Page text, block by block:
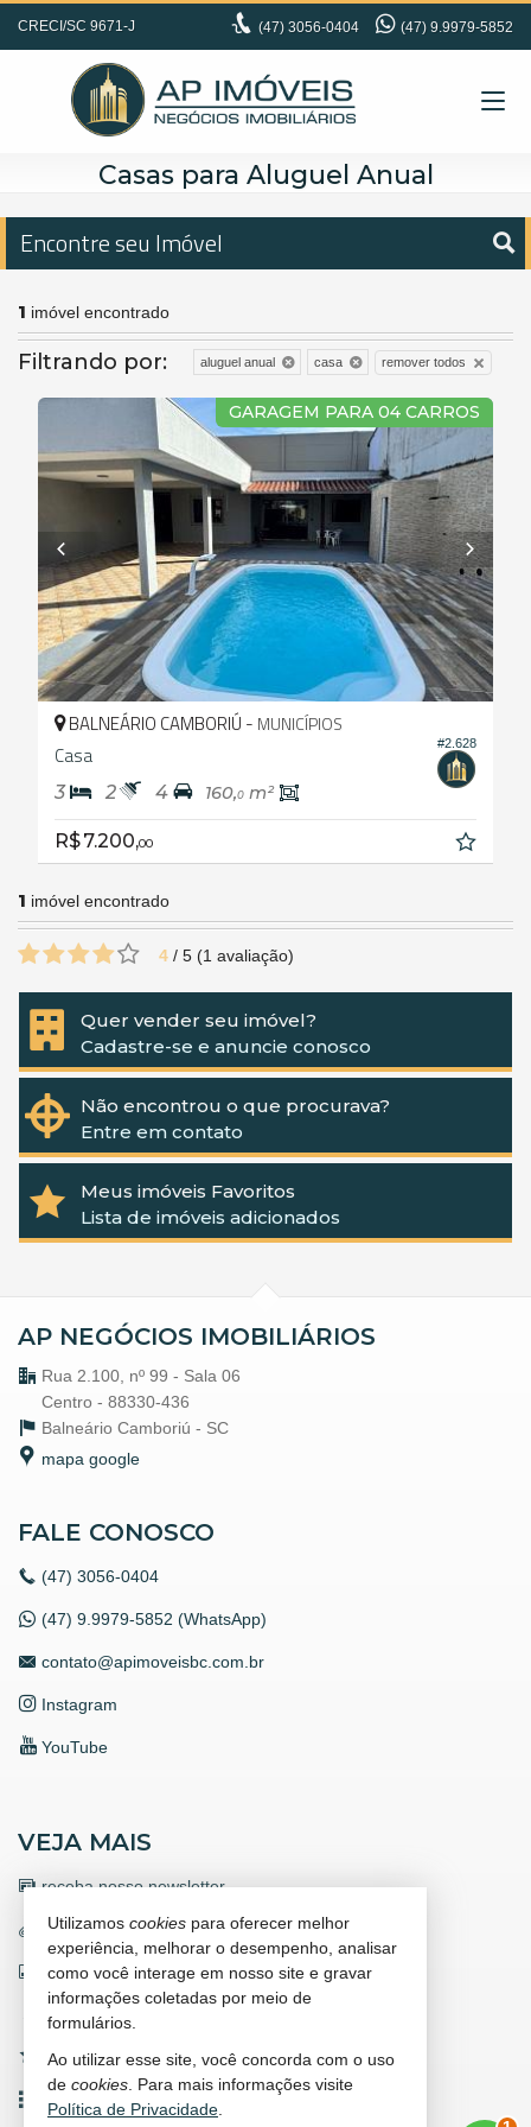
CRECI/SC 9671-J (47) 3056-0404 (47) 9.9979-5852
Casas para Aluguel Anual
Encontre seu Imóvel
1 imóvel encontrado
Filtrando por: aluguel anual casa remover todos
GARAGEM PARA 04 CARROS
#2.628
BALNEÁRIO CAMBORIÚ - MUNICÍPIOS
Casa
3 2 4 160,0 m²
R$ 7.200,00
1 imóvel encontrado
4 / 5 (1 avaliação)
Quer vender seu imóvel?
Cadastre-se e anuncie conosco
Não encontrou o que procurava?
Entre em contato
Meus imóveis Favoritos
Lista de imóveis adicionados
AP NEGÓCIOS IMOBILIÁRIOS
Rua 2.100, nº 99 - Sala 06
Centro - 88330-436
Balneário Camboriú - SC
mapa google
FALE CONOSCO
(47) 3056-0404
(47) 9.9979-5852 (WhatsApp)
contato@apimoveisbc.com.br
Instagram
YouTube
VEJA MAIS
receba nosso newsletter
trabalhe conosco
indicadores financeiros
cadastre seu imóvel
imóveis favoritos
mapa de imóveis
Utilizamos cookies para oferecer melhor
experiência, melhorar o desempenho, analisar
como você interage em nosso site e gravar
informações coletadas por meio de
formulários.
Ao utilizar esse site, você concorda com o uso
de cookies . Para mais informações visite
Política de Privacidade